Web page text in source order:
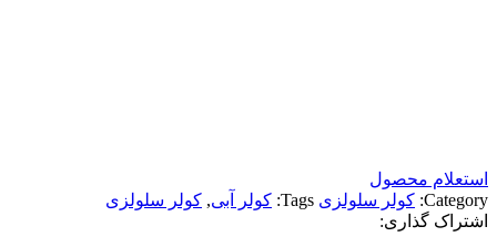
استعلام محصول
Category: کولر سلولزی Tags: کولر آبی, کولر سلولزی
اشتراک گذاری: